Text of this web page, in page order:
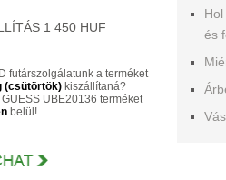
és
1 450 HUF
futárszolgálatunk a terméket
(csütörtök) kiszállítaná?
UBE20136 terméket
belül!